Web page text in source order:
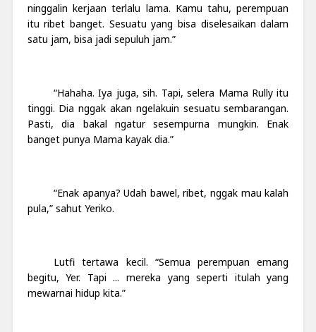
ninggalin kerjaan terlalu lama. Kamu tahu, perempuan
itu ribet banget. Sesuatu yang bisa diselesaikan dalam
satu jam, bisa jadi sepuluh jam.”
“Hahaha. Iya juga, sih. Tapi, selera Mama Rully itu
tinggi. Dia nggak akan ngelakuin sesuatu sembarangan.
Pasti, dia bakal ngatur sesempurna mungkin. Enak
banget punya Mama kayak dia.”
“Enak apanya? Udah bawel, ribet, nggak mau kalah
pula,” sahut Yeriko.
Lutfi tertawa kecil. “Semua perempuan emang
begitu, Yer. Tapi ... mereka yang seperti itulah yang
mewarnai hidup kita.”